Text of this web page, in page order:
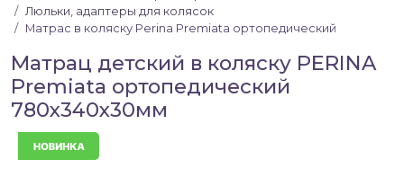
Люльки, адаптеры для колясок
Матрас в коляску Perina Premiata ортопедический
Матрац детский в коляску PERINA
Premiata ортопедический
780х340х30мм